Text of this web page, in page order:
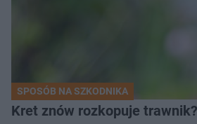
SPOSÓB NA SZKODNIKA
Kret znów rozkopuje